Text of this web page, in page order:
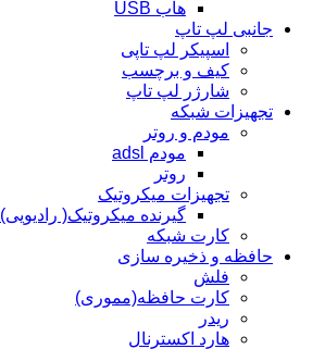
هاب USB
جانبی لپ تاپ
اسپیکر لپ تاپی
کیف و برچسب
شارژر لپ تاپ
تجهیزات شبکه
مودم و روتر
مودم adsl
روتر
تجهیزات میکروتیک
گیرنده میکروتیک( رادیویی)
کارت شبکه
حافظه و ذخیره سازی
فلش
کارت حافظه(مموری)
ریدر
هارد اکسترنال